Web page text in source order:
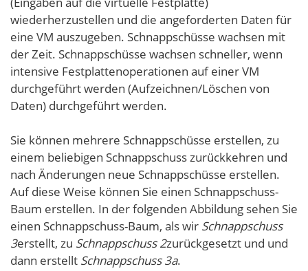
wiederherzustellen und die angeforderten Daten für
eine VM auszugeben. Schnappschüsse wachsen mit
der Zeit. Schnappschüsse wachsen schneller, wenn
intensive Festplattenoperationen auf einer VM
durchgeführt werden (Aufzeichnen/Löschen von
Daten) durchgeführt werden.
Sie können mehrere Schnappschüsse erstellen, zu
einem beliebigen Schnappschuss zurückkehren und
nach Änderungen neue Schnappschüsse erstellen.
Auf diese Weise können Sie einen Schnappschuss-
Baum erstellen. In der folgenden Abbildung sehen Sie
einen Schnappschuss-Baum, als wir Schnappschuss
3erstellt, zu Schnappschuss 2zurückgesetzt und und
dann erstellt Schnappschuss 3a.